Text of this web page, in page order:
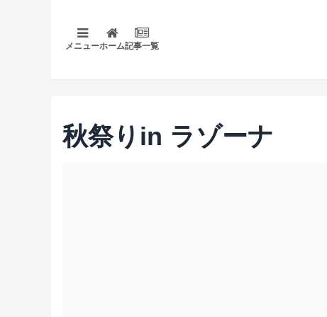
メニューホーム記事一覧
秋祭りin ラゾーナ